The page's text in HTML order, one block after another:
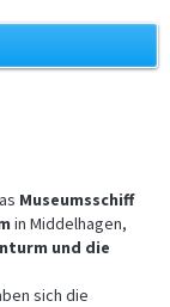
Museumsschiff
in Middelhagen,
und die
sich die